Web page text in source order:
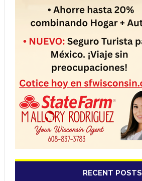
RECENT POSTS